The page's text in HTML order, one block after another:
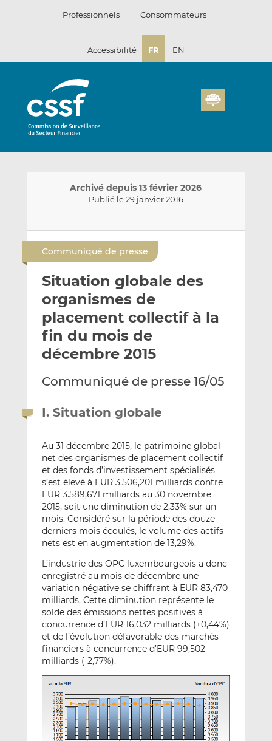
Professionnels Consommateurs
Accessibilité FR EN
Archivé depuis 13 février 2026
Publié le 29 janvier 2016
n
v
o
y
p
a
r
m
l
a
r
t
a
g
e
r
s
u
L
n
k
d
I
n
a
r
t
a
g
e
r
s
u
F
c
e
o
o
k
Communiqué de presse
Situation globale des
organismes de
placement collectif à la
fin du mois de
décembre 2015
Communiqué de presse 16/05
I. Situation globale
Au 31 décembre 2015, le patrimoine global
net des organismes de placement collectif
et des fonds d’investissement spécialisés
s’est élevé à EUR 3.506,201 milliards contre
EUR 3.589,671 milliards au 30 novembre
2015, soit une diminution de 2,33% sur un
mois. Considéré sur la période des douze
derniers mois écoulés, le volume des actifs
nets est en augmentation de 13,29%.
L’industrie des OPC luxembourgeois a donc
enregistré au mois de décembre une
variation négative se chiffrant à EUR 83,470
milliards. Cette diminution représente le
solde des émissions nettes positives à
concurrence d’EUR 16,032 milliards (+0,44%)
et de l’évolution défavorable des marchés
financiers à concurrence d’EUR 99,502
milliards (-2,77%).